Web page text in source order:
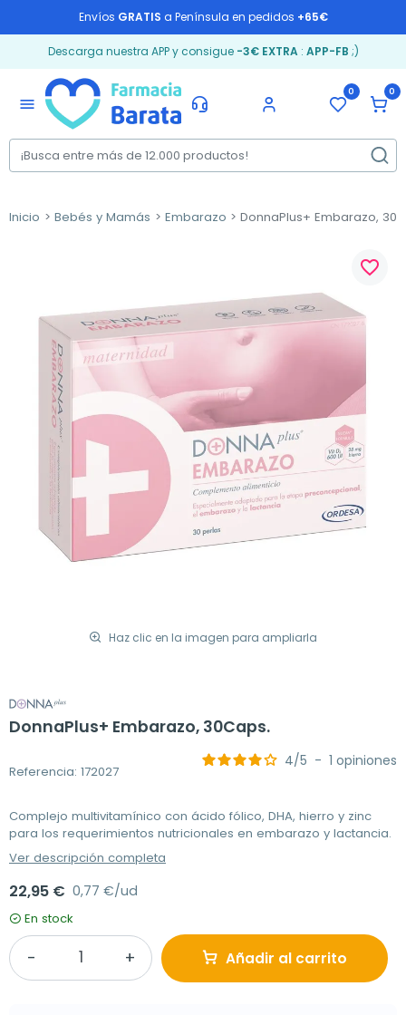
Envíos GRATIS a Península en pedidos +65€
Descarga nuestra APP y consigue -3€ EXTRA: APP-FB ;)
menu
0 0
Inicio Bebés y Mamás Embarazo DonnaPlus+ Embarazo,
Haz clic en la imagen para ampliarla
favorite_border
DonnaPlus+ Embarazo, 30Caps.
Referencia: 172027
4/5 - 1 opiniones
Complejo multivitamínico con ácido fólico, DHA, hierro y zinc
para los requerimientos nutricionales en embarazo y lactancia.
Ver descripción completa
22,95 € 0,77 €/ud
En stock
Añadir al carrito